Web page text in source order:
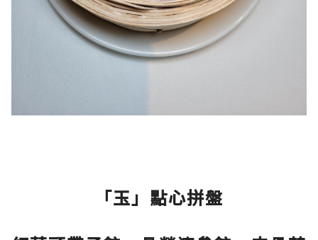
「玉」點心拼盤